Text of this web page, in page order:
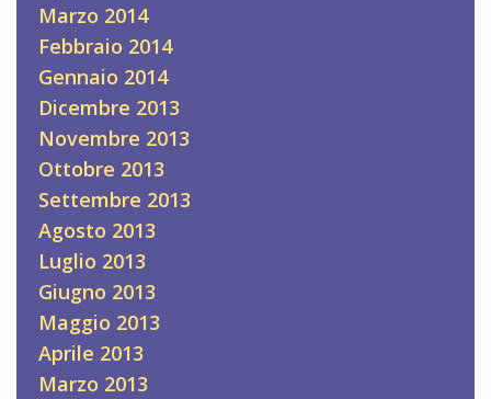
Marzo 2014
Febbraio 2014
Gennaio 2014
Dicembre 2013
Novembre 2013
Ottobre 2013
Settembre 2013
Agosto 2013
Luglio 2013
Giugno 2013
Maggio 2013
Aprile 2013
Marzo 2013